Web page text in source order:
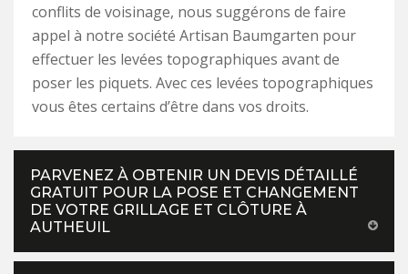
conflits de voisinage, nous suggérons de faire
appel à notre société Artisan Baumgarten pour
effectuer les levées topographiques avant de
poser les piquets. Avec ces levées topographiques
vous êtes certains d’être dans vos droits.
PARVENEZ À OBTENIR UN DEVIS DÉTAILLÉ
GRATUIT POUR LA POSE ET CHANGEMENT
DE VOTRE GRILLAGE ET CLÔTURE À
AUTHEUIL